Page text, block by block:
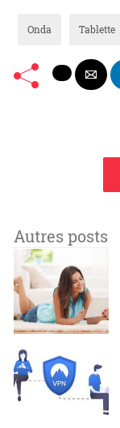
Onda Tablette
Autres posts